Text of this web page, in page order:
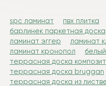
spc ламинат
пвх плитка
барлинек паркетная доска
ламинат эггер
ламинат
ламинат кронопол
террасная доска композит
террасная доска bruggan
террасная доска из